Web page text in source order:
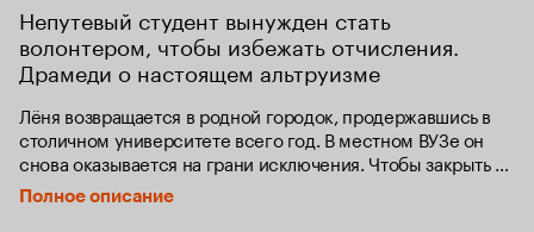
Непутевый студент вынужден стать
волонтером, чтобы избежать отчисления.
Драмеди о настоящем альтруизме
Лёня возвращается в родной городок, продержавшись в
столичном университете всего год. В местном ВУЗе он
снова оказывается на грани исключения. Чтобы закрыть
вопрос, Лёня срочно записывается в институтскую
волонтерскую ячейку – проявлять социальную активность.
Полное описание